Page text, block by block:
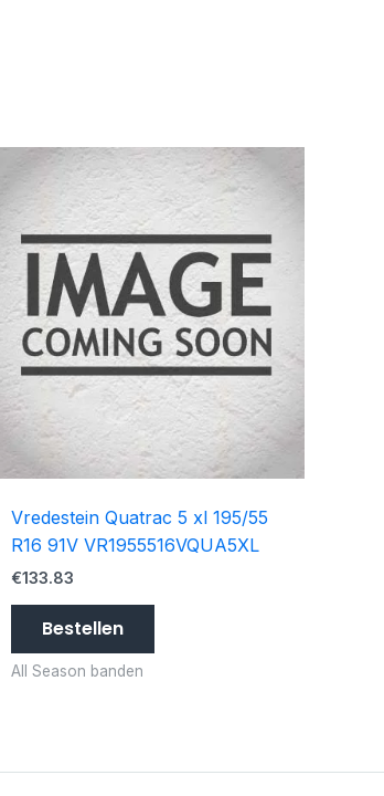
Vredestein Quatrac 5 xl 195/55
R16 91V VR1955516VQUA5XL
€133.83
Bestellen
All Season banden